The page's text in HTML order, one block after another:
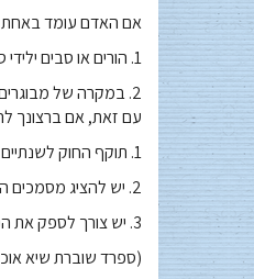
אם האדם עומד באחת
1. הורים או סבים ילידי ספרד.
2. במקרה של מבוגרים, אב או אם חייבים להיות מוכרים כספרדים לפי חוק הזיכרון הדמוקרטי או חוק הזיכרון ההיסטורי.
עם זאת, אם ברצונך
1. תוקף החוק לשנתיים ומאפשר פניות עד ליום 21.10.2024.
2. יש להציג מסמכים המעידים על אזרחותו הספרדית של האב הקדמון שעבורו מתבקש חוק זה (הורים או סבים של המבקש).
3. יש צורך לספק את המסמכים הדרושים להוכחת הקשר המשפחתי עם האב הקדמון (הורים או סבא וסבתא) שנולד בספרד.
(ספרד שוברת שיא